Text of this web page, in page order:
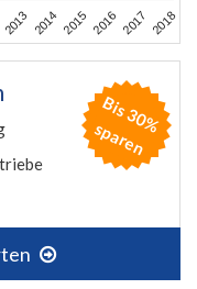
2013 2014 2015 2016 2017 2018
B
is
3
0
%
s
p
a
r
e
n